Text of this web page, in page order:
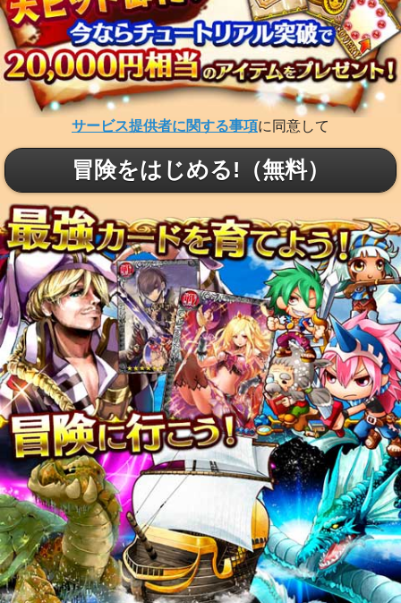
サービス提供者に関する事項に同意して
冒険をはじめる!（無料）